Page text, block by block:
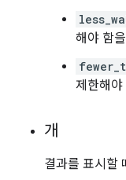
해야 함
제한해야
개
결과를 표시할